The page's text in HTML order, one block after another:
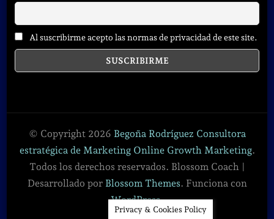
Al suscribirme acepto las normas de privacidad de este site.
© Copyright 2026 Begoña Rodríguez Consultora
estratégica de Marketing Online Growth Marketing.
Todos los derechos reservados. Blossom Coach |
Desarrollado por Blossom Themes. Funciona con
WordPress.
Privacy & Cookies Policy